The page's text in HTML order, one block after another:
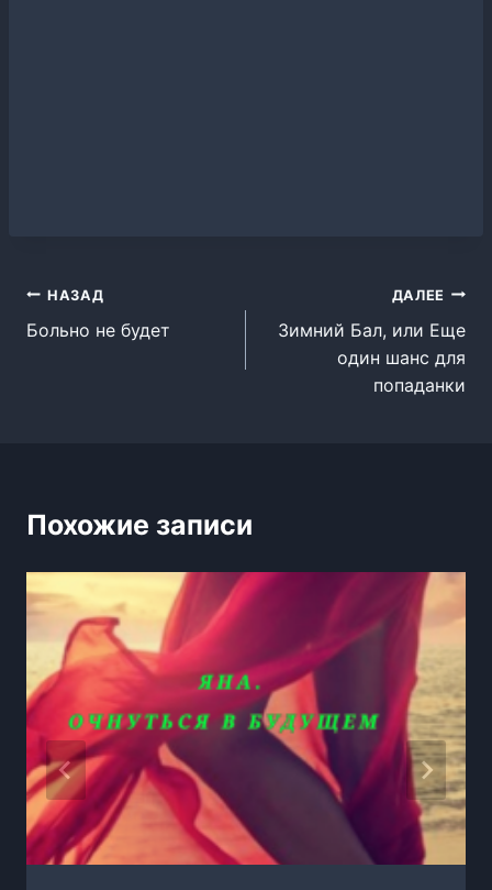
Навигация
по
НАЗАД
Больно не будет
ДАЛЕЕ
Зимний Бал, или Еще
один шанс для
попаданки
Похожие записи